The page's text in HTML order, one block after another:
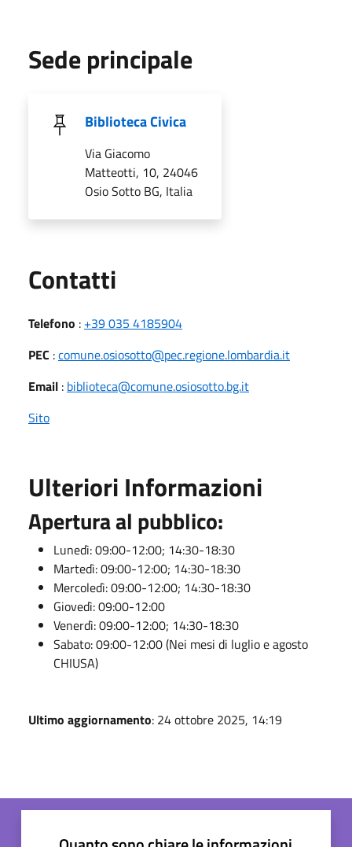
Sede principale
Biblioteca Civica
Via Giacomo
Matteotti, 10, 24046
Osio Sotto BG, Italia
Contatti
Telefono : +39 035 4185904
PEC :comune.osiosotto@pec.regione.lombardia.it
Email : biblioteca@comune.osiosotto.bg.it
Sito
Ulteriori Informazioni
Apertura al pubblico:
Lunedì: 09:00-12:00; 14:30-18:30
Martedì: 09:00-12:00; 14:30-18:30
Mercoledì: 09:00-12:00; 14:30-18:30
Giovedì: 09:00-12:00
Venerdì: 09:00-12:00; 14:30-18:30
Sabato: 09:00-12:00 (Nei mesi di luglio e agosto
CHIUSA)
Ultimo aggiornamento: 24 ottobre 2025, 14:19